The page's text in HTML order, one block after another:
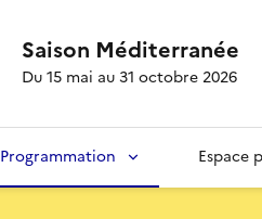
Saison Méditerranée
Du 15 mai au 31 octobre 2026
Programmation Espace